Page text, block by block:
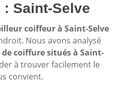
Saint-Selve
coiffeur à Saint-Selve
Nous avons analysé
de coiffure situés à Saint-
à trouver facilement le
convient.